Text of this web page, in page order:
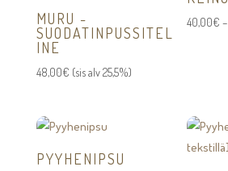
MURU -
SUODATINPUSSITEL
INE
48,00€ (sis alv 25,5%)
40,00€ –
PYYHENIPSU